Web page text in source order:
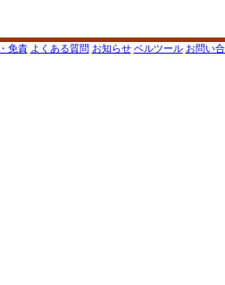
免責 よくある質問 お知らせ ベルツール お問い